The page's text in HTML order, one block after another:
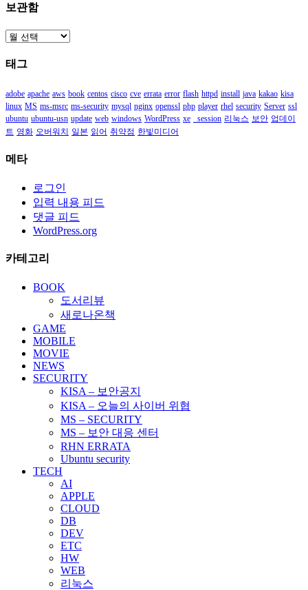
보관함
보
함
태그
adobe apache aws book centos cisco cve errata error flash httpd install java kakao kisa
linux MS ms-msrc ms-security mysql nginx openssl php player rhel security Server ssl
ubuntu ubuntu-usn update web windows WordPress xe _session 리눅스 보안 업데이
트 영화 오버워치 일본 읽어 취약점 한빛미디어
메타
로그인
입력 내용 피드
댓글 피드
WordPress.org
카테고리
BOOK
도서리뷰
새로나온책
GAME
MOBILE
MOVIE
NEWS
SECURITY
KISA – 보안공지
KISA – 오늘의 사이버 위협
MS – SECURITY
MS – 보안 대응 센터
RHN ERRATA
Ubuntu security
TECH
AI
APPLE
CLOUD
DB
DEV
ETC
HW
WEB
리눅스